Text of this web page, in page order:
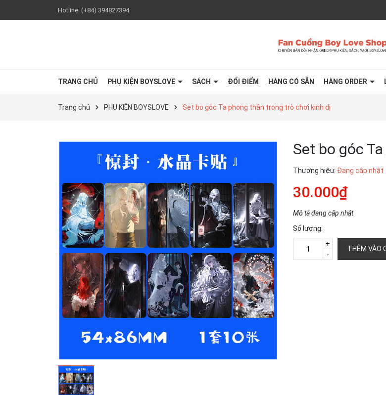
Hotline: (+84) 394827394
TRANG CHỦ PHỤ KIỆN BOYSLOVE SÁCH ĐỔI ĐIỂM HÀNG CÓ SẴN HÀNG ORDER
Trang chủ PHỤ KIỆN BOYSLOVE Set bo góc Ta phong thần trong trò chơi kinh dị
Set bo góc
Thương hiệu: Đang cập nhật
30.000₫
Mô tả đang cập nhật
Số lượng:
-
+
THÊM VÀO